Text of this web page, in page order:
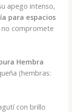
apego intenso,
para espacios
compromete
Hembra
(hembras:
con brillo